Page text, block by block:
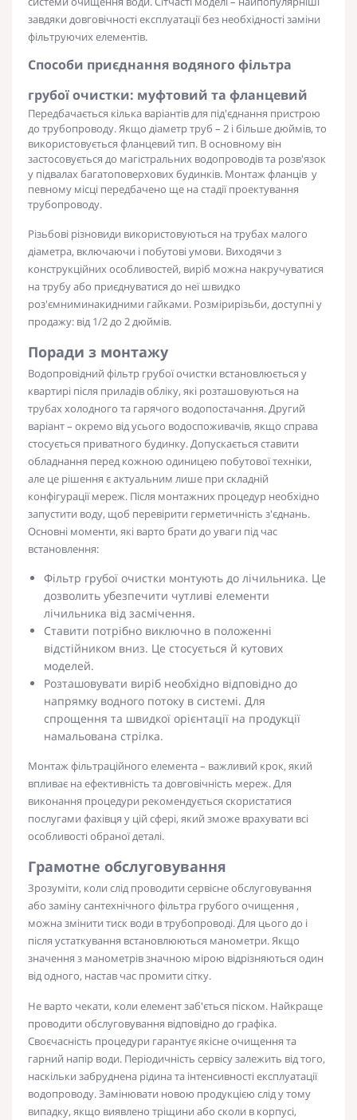
завдяки довговічності експлуатації без необхідності заміни
фільтруючих елементів.
Способи приєднання водяного фільтра
грубої очистки: муфтовий та фланцевий
Передбачається кілька варіантів для під'єднання пристрою
до трубопроводу. Якщо діаметр труб – 2 і більше дюймів, то
використовується фланцевий тип. В основному він
застосовується до магістральних водопроводів та розв'язок
у підвалах багатоповерхових будинків. Монтаж фланців у
певному місці передбачено ще на стадії проектування
трубопроводу.
Різьбові різновиди використовуються на трубах малого
діаметра, включаючи і побутові умови. Виходячи з
конструкційних особливостей, виріб можна накручуватися
на трубу або приєднуватися до неї швидко
роз'ємниминакидними гайками. Розмірирізьби, доступні у
продажу: від 1/2 до 2 дюймів.
Поради з монтажу
Водопровідний фільтр грубої очистки встановлюється у
квартирі після приладів обліку, які розташовуються на
трубах холодного та гарячого водопостачання. Другий
варіант – окремо від усього водоспоживачів, якщо справа
стосується приватного будинку. Допускається ставити
обладнання перед кожною одиницею побутової техніки,
але це рішення є актуальним лише при складній
конфігурації мереж. Після монтажних процедур необхідно
запустити воду, щоб перевірити герметичність з'єднань.
Основні моменти, які варто брати до уваги під час
встановлення:
Фільтр грубої очистки монтують до лічильника. Це
дозволить убезпечити чутливі елементи
лічильника від засмічення.
Ставити потрібно виключно в положенні
відстійником вниз. Це стосується й кутових
моделей.
Розташовувати виріб необхідно відповідно до
напрямку водного потоку в системі. Для
спрощення та швидкої орієнтації на продукції
намальована стрілка.
Монтаж фільтраційного елемента – важливий крок, який
впливає на ефективність та довговічність мереж. Для
виконання процедури рекомендується скористатися
послугами фахівця у цій сфері, який зможе врахувати всі
особливості обраної деталі.
Грамотне обслуговування
Зрозуміти, коли слід проводити сервісне обслуговування
або замінусантехнічного фільтра грубого очищення ,
можна змінити тиск води в трубопроводі. Для цього до і
після устаткування встановлюються манометри. Якщо
значення з манометрів значною мірою відрізняються один
від одного, настав час промити сітку.
Не варто чекати, коли елемент заб'ється піском. Найкраще
проводити обслуговування відповідно до графіка.
Своєчасність процедури гарантує якісне очищення та
гарний напір води. Періодичність сервісу залежить від того,
наскільки забруднена рідина та інтенсивності експлуатації
водопроводу. Замінювати новою продукцією слід у тому
випадку, якщо виявлено тріщини або сколи в корпусі,